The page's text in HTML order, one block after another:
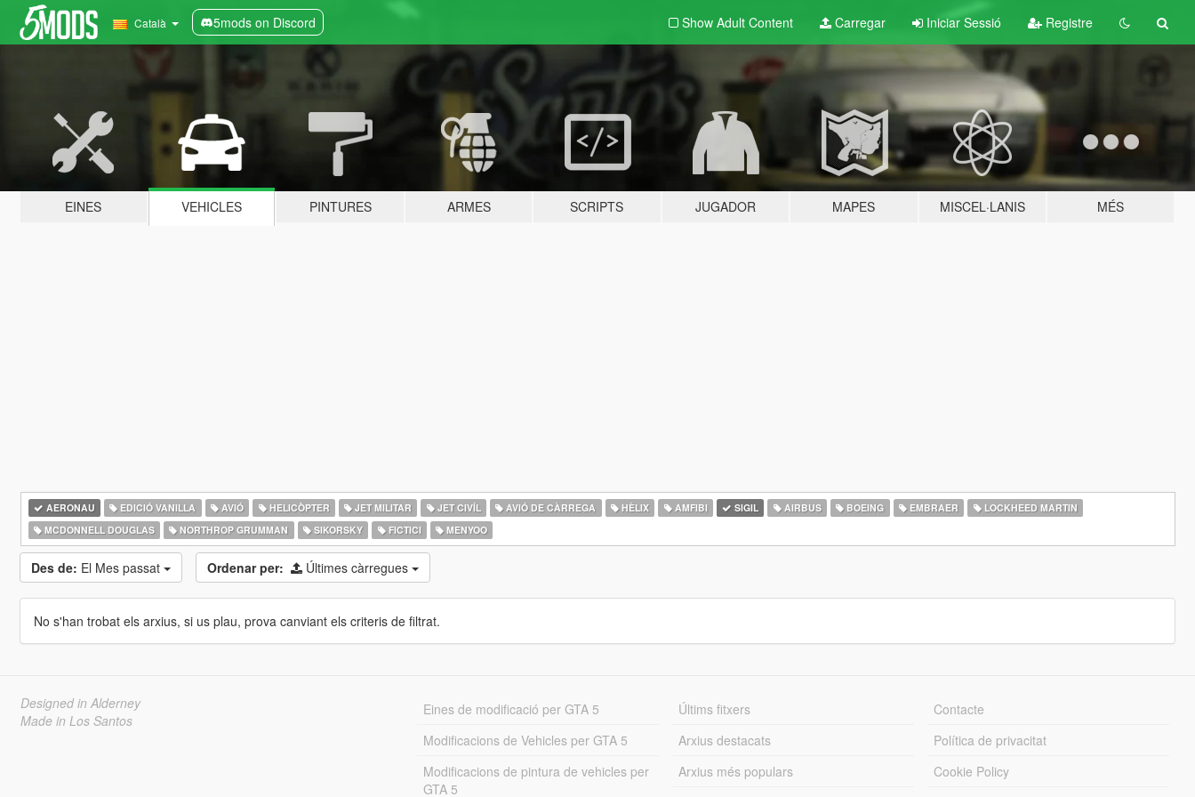
Català 5mods on Discord Show Adult Content Carregar Iniciar Sessió Registre
EINES VEHICLES PINTURES ARMES SCRIPTS JUGADOR MAPES MISCEL·LANIS MÉS
AERONAU EDICIÓ VANILLA AVIÓ HELICÒPTER JET MILITAR JET CIVÍL AVIÓ DE CÀRREGA HÈLIX AMFIBI SIGIL AIRBUS BOEING EMBRAER
LOCKHEED MARTIN
MCDONNELL DOUGLAS
NORTHROP GRUMMAN SIKORSKY FICTICI MENYOO
Des de: El Mes passat Ordenar per: Últimes càrregues
No s'han trobat els arxius, si us plau, prova canviant els criteris de filtrat.
Designed in Alderney
Made in Los Santos
Eines de modificació per GTA 5
Modificacions de Vehicles per GTA 5
Modificacions de pintura de vehicles per
GTA 5
Últims fitxers
Arxius destacats
Arxius més populars
Contacte
Política de privacitat
Cookie Policy